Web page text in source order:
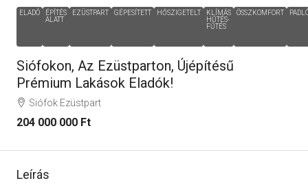
ELADÓ
ÉPÍTÉS
ALATT
EZÜSTPART GÉPESÍTETT HŐSZIGETELT
KLÍMÁS
HŰTÉS-
FŰTÉS
ÖSSZKOMFORT
Siófokon, Az Ezüstparton, Újépítésű
Prémium Lakások Eladók!
Siófok Ezüstpart
204 000 000 Ft
Leírás